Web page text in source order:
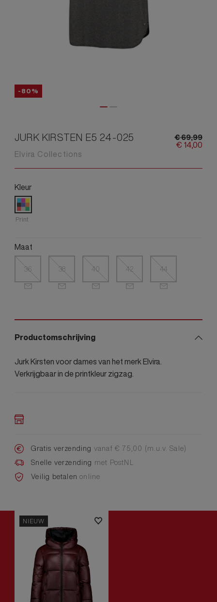
-80%
JURK KIRSTEN E5 24-025
Elvira Collections
€69,99
€ 14,00
Kleur
Print
Maat
36 38 40 42 44
Productomschrijving
Jurk Kirsten voor dames van het merk Elvira.
Verkrijgbaar in de printkleur zigzag.
Gratis verzending vanaf € 75,00 (m.u.v. Sale)
Snelle verzending met PostNL
Veilig betalenonline
NIEUW